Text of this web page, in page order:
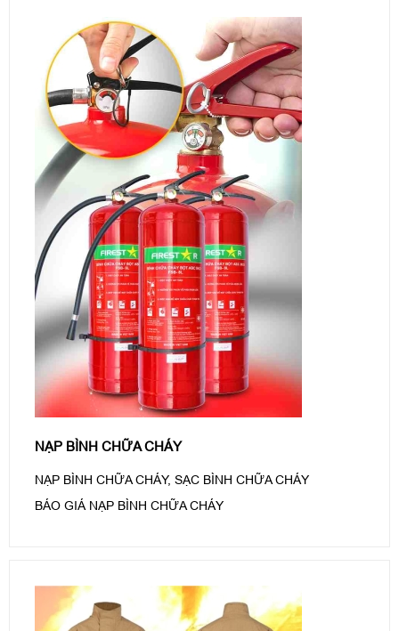
NẠP BÌNH CHỮA CHÁY
NẠP BÌNH CHỮA CHÁY, SẠC BÌNH CHỮA CHÁY
BÁO GIÁ NẠP BÌNH CHỮA CHÁY